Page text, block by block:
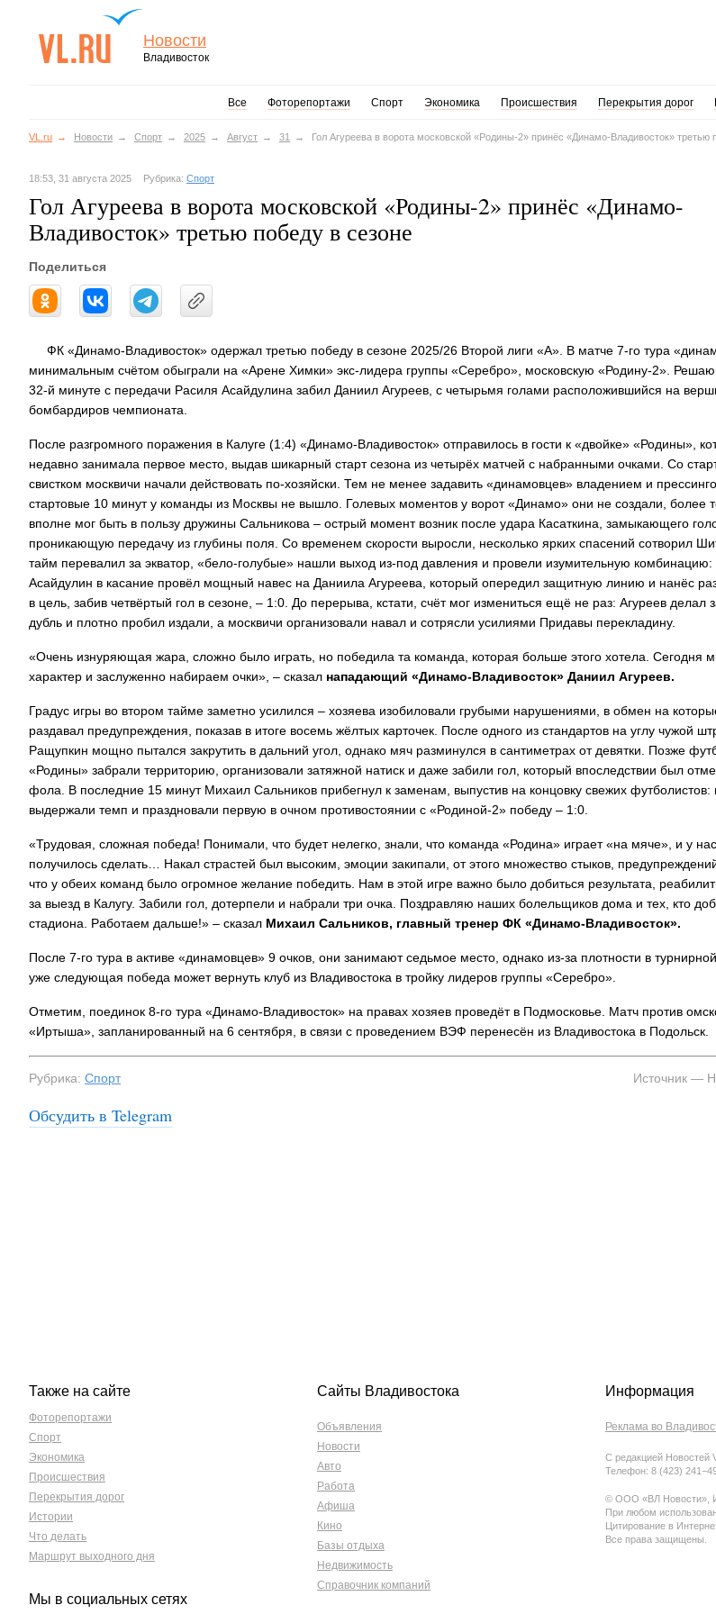
Новости
Владивосток
Все Фоторепортажи Спорт Экономика Происшествия Перекрытия дорог
VL.ru Новости Спорт 2025 Август 31 Гол Агуреева в ворота московской «Родины-2» принёс «Динамо-Владивосток» третью
18:53, 31 августа 2025 Рубрика: Спорт
Гол Агуреева в ворота московской «Родины-2» принёс «Динамо-
Владивосток» третью победу в сезоне
Поделиться
ФК «Динамо-Владивосток» одержал третью победу в сезоне 2025/26 Второй лиги «А». В матче 7-го тура
минимальным счётом обыграли на «Арене Химки» экс-лидера группы «Серебро», московскую «Родину-2».
32-й минуте с передачи Расиля Асайдулина забил Даниил Агуреев, с четырьмя голами расположившийся на
бомбардиров чемпионата.
После разгромного поражения в Калуге (1:4) «Динамо-Владивосток» отправилось в гости к «двойке» «Родины»,
недавно занимала первое место, выдав шикарный старт сезона из четырёх матчей с набранными очками. Со
свистком москвичи начали действовать по-хозяйски. Тем не менее задавить «динамовцев» владением и
стартовые 10 минут у команды из Москвы не вышло. Голевых моментов у ворот «Динамо» они не создали, более
вполне мог быть в пользу дружины Сальникова – острый момент возник после удара Касаткина, замыкающего
проникающую передачу из глубины поля. Со временем скорости выросли, несколько ярких спасений сотворил
тайм перевалил за экватор, «бело-голубые» нашли выход из-под давления и провели изумительную комбинацию:
Асайдулин в касание провёл мощный навес на Даниила Агуреева, который опередил защитную линию и нанёс
в цель, забив четвёртый гол в сезоне, – 1:0. До перерыва, кстати, счёт мог измениться ещё не раз: Агуреев делал
дубль и плотно пробил издали, а москвичи организовали навал и сотрясли усилиями Придавы перекладину.
«Очень изнуряющая жара, сложно было играть, но победила та команда, которая больше этого хотела. Сегодня
характер и заслуженно набираем очки», – сказал нападающий «Динамо-Владивосток» Даниил Агуреев.
Градус игры во втором тайме заметно усилился – хозяева изобиловали грубыми нарушениями, в обмен на
раздавал предупреждения, показав в итоге восемь жёлтых карточек. После одного из стандартов на углу чужой
Ращупкин мощно пытался закрутить в дальний угол, однако мяч разминулся в сантиметрах от девятки. Позже
«Родины» забрали территорию, организовали затяжной натиск и даже забили гол, который впоследствии был
фола. В последние 15 минут Михаил Сальников прибегнул к заменам, выпустив на концовку свежих
выдержали темп и праздновали первую в очном противостоянии с «Родиной-2» победу – 1:0.
«Трудовая, сложная победа! Понимали, что будет нелегко, знали, что команда «Родина» играет «на мяче», и у
получилось сделать… Накал страстей был высоким, эмоции закипали, от этого множество стыков,
что у обеих команд было огромное желание победить. Нам в этой игре важно было добиться результата,
за выезд в Калугу. Забили гол, дотерпели и набрали три очка. Поздравляю наших болельщиков дома и тех, кто
стадиона. Работаем дальше!» – сказал Михаил Сальников, главный тренер ФК «Динамо-Владивосток».
После 7-го тура в активе «динамовцев» 9 очков, они занимают седьмое место, однако из-за плотности в
уже следующая победа может вернуть клуб из Владивостока в тройку лидеров группы «Серебро».
Отметим, поединок 8-го тура «Динамо-Владивосток» на правах хозяев проведёт в Подмосковье. Матч против
«Иртыша», запланированный на 6 сентября, в связи с проведением ВЭФ перенесён из Владивостока в Подольск.
Рубрика: Спорт Источник —
Обсудить в Telegram
На заправках Владивостока снова подорожало
топливо – рост от 26 копеек до 17 рублей
Семья с
бухты
заблудился
Также на сайте
Фоторепортажи
Спорт
Экономика
Происшествия
Перекрытия дорог
Истории
Что делать
Маршрут выходного дня
Мы в социальных сетях
Сайты Владивостока
Объявления
Новости
Авто
Работа
Афиша
Кино
Базы отдыха
Недвижимость
Справочник компаний
Информация
Реклама во
С редакцией Новостей
Телефон: 8 (423)
© ООО «ВЛ Новости»,
При любом
Цитирование в
Все права защищены.